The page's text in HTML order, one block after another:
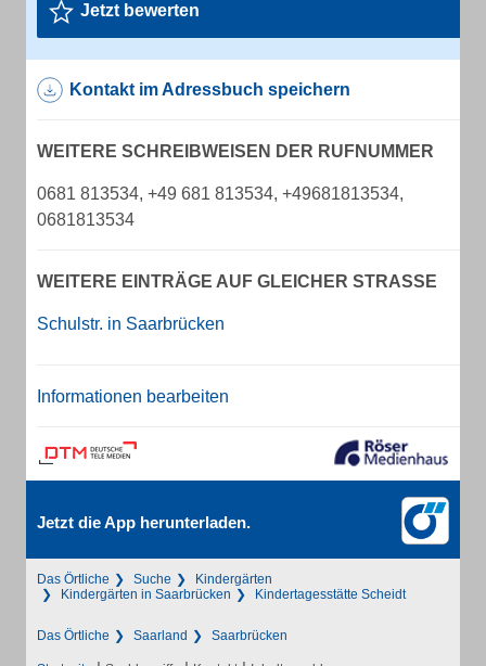
Jetzt bewerten
Kontakt im Adressbuch speichern
WEITERE SCHREIBWEISEN DER RUFNUMMER
0681 813534, +49 681 813534, +49681813534,
0681813534
WEITERE EINTRÄGE AUF GLEICHER STRASSE
Schulstr. in Saarbrücken
Informationen bearbeiten
Jetzt die App herunterladen.
Das Örtliche Suche
Kindergärten
Kindergärten in Saarbrücken
Kindertagesstätte Scheidt
Das Örtliche Saarland Saarbrücken